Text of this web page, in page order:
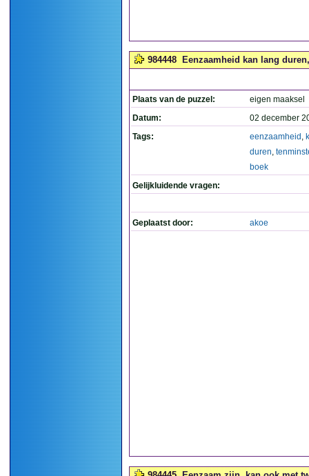
984448 Eenzaamheid kan lang
Plaats van de puzzel:
eigen maaksel
Datum:
02 december
Tags:
eenzaamheid ,
duren,
boek
Gelijkluidende vragen:
Geplaatst door: akoe